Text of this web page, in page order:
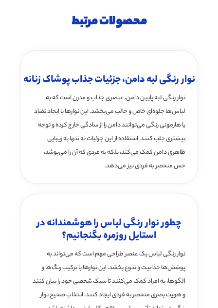
محصولات مرتبط
نوار رنگی لبه دامن، جزئیات جذاب پوشاک زنانه
نوار رنگی لبه پایین دامن، عنصری جذاب و مدرن است که به
لباس‌ها جلوه‌ای خاص و جالب می‌بخشد. این نوارها با ایجاد تضاد
یا هارمونی رنگی می‌توانند دامن را از سادگی خارج کرده و توجه
بیشتری جلب کنند. استفاده از این جزئیات نه تنها به زیبایی
ظاهری دامن کمک می‌کند، بلکه به فردی که آن را می‌پوشد،
حس منحصر به فردی نیز می‌دهد.
چطور نوار رنگی لباس را هوشمندانه در
استایل روزمره بگنجانیم؟
نوار رنگی لباس یک عنصر طراحی مهم است که می‌تواند به
پوشش‌ها جذابیت و تنوع بخشد. این نوارها با ترکیب رنگ‌ها و
الگوها، به افراد کمک می‌کنند تا سبک شخصی خود را بیان کنند
و هویت بصری منحصر به فردی ایجاد کنند. انتخاب صحیح نوار